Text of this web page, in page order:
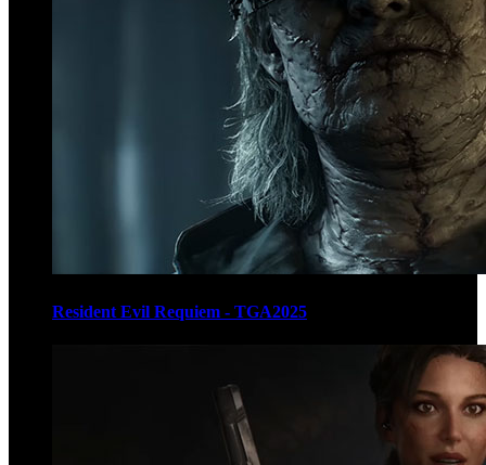
Resident Evil Requiem - TGA2025